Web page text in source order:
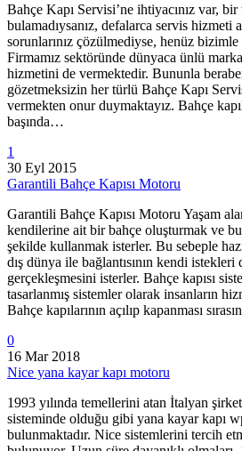
Bahçe Kapı Servisi’ne ihtiyacınız var, bir
bulamadıysanız, defalarca servis hizmeti
sorunlarınız çözülmediyse, henüz bizimle
Firmamız sektöründe dünyaca ünlü
hizmetini de vermektedir. Bununla
gözetmeksizin her türlü Bahçe Kapı
vermekten onur duymaktayız. Bahçe
başında…
1
30 Eyl 2015
Garantili Bahçe Kapısı Motoru
Garantili Bahçe Kapısı Motoru Yaşam
kendilerine ait bir bahçe oluşturmak ve
şekilde kullanmak isterler. Bu sebeple
dış dünya ile bağlantısının kendi istekleri
gerçekleşmesini isterler. Bahçe kapısı
tasarlanmış sistemler olarak insanların
Bahçe kapılarının açılıp kapanması
0
16 Mar 2018
Nice yana kayar kapı motoru
1993 yılında temellerini atan İtalyan
sisteminde olduğu gibi yana kayar kapı
bulunmaktadır. Nice sistemlerini tercih